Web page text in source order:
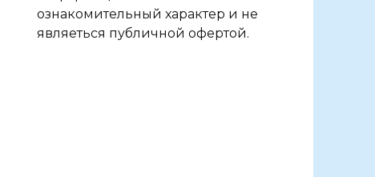
ознакомительный характер и не
являеться публичной офертой.